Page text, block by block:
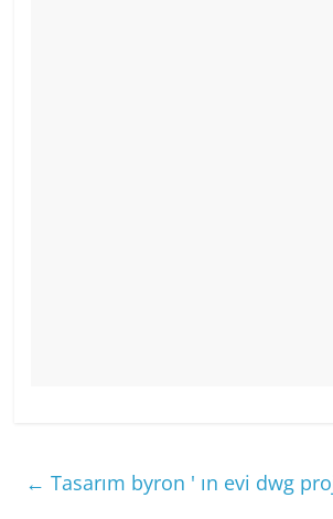
← Tasarım byron ' ın evi dwg